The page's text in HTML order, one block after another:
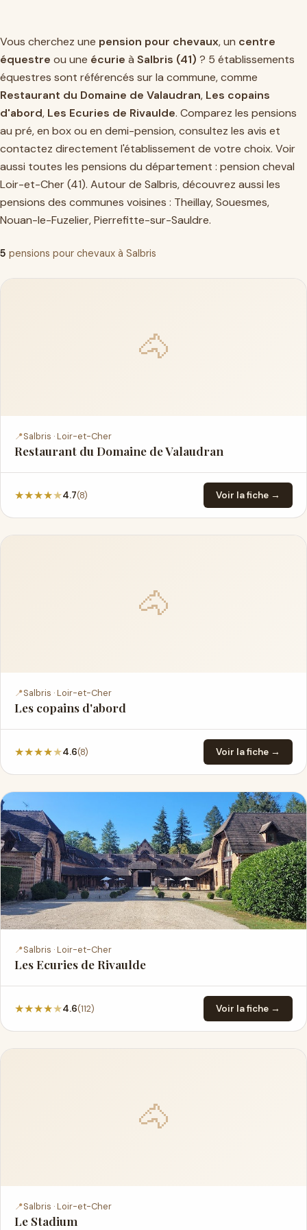
Vous cherchez une pension pour chevaux, un centre
équestre ou une écurie à Salbris (41) ? 5 établissements
équestres sont référencés sur la commune, comme
Restaurant du Domaine de Valaudran, Les copains
d'abord, Les Ecuries de Rivaulde. Comparez les pensions
au pré, en box ou en demi-pension, consultez les avis et
contactez directement l'établissement de votre choix. Voir
aussi toutes les pensions du département : pension cheval
Loir-et-Cher (41). Autour de Salbris, découvrez aussi les
pensions des communes voisines : Theillay,Souesmes,
Nouan-le-Fuzelier,Pierrefitte-sur-Sauldre.
5 pensions pour chevaux à Salbris
🐴
📍Salbris · Loir-et-Cher
Restaurant du Domaine de Valaudran
★★★★★4.7(8) Voir la fiche →
🐴
📍Salbris · Loir-et-Cher
Les copains d'abord
★★★★★4.6(8) Voir la fiche →
📍Salbris · Loir-et-Cher
Les Ecuries de Rivaulde
★★★★★4.6(112) Voir la fiche →
🐴
📍Salbris · Loir-et-Cher
Le Stadium